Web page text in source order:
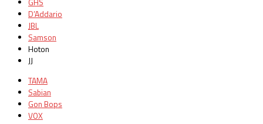
GHS
D’Addario
JBL
Samson
Hoton
JJ
TAMA
Sabian
Gon Bops
VOX